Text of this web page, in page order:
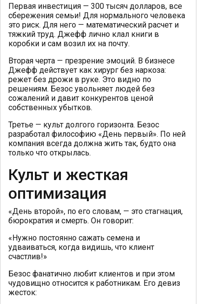
Первая инвестиция — 300 тысяч долларов, все
сбережения семьи! Для нормального человека
это риск. Для него — математический расчет и
тяжкий труд. Джефф лично клал книги в
коробки и сам возил их на почту.
Вторая черта — презрение эмоций. В бизнесе
Джефф действует как хирург без наркоза:
режет без дрожи в руке. Это видно по
решениям. Безос увольняет людей без
сожалений и давит конкурентов ценой
собственных убытков.
Третье — культ долгого горизонта. Безос
разработал философию «День первый». По ней
компания всегда должна жить так, будто она
только что открылась.
Культ и жесткая
оптимизация
«День второй», по его словам, — это стагнация,
бюрократия и смерть. Он говорит:
«Нужно постоянно сажать семена и
удваиваться, когда видишь, что клиент
счастлив!»
Безос фанатично любит клиентов и при этом
чудовищно относится к работникам. Его девиз
жесток: